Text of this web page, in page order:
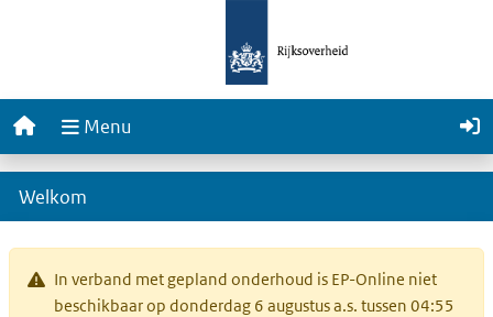
EP-Online
Home Menu
Welkom
Onderhoud en meldingen
In verband met gepland onderhoud is EP-Online niet
beschikbaar op donderdag 6 augustus a.s. tussen 04:55